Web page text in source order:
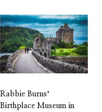
Rabbie Burnsʼ
Birthplace Museum in